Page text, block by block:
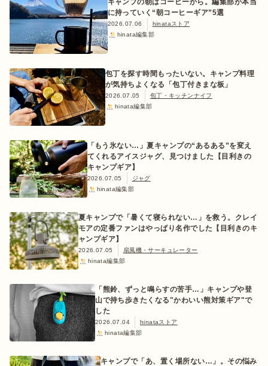
キャンプの朝はコーヒーから。編集部が本当
に持っていく“朝コーヒーギア”5選
2026.07.06
hinataストア
hinata編集部
包丁を探す時間もったいない。キャンプ料理
が気持ちよくなる「包丁付きまな板」
2026.07.05
包丁・キッチンナイフ
hinata編集部
「もう氷ない…」夏キャンプの“あるある”を変え
てくれるアイスジャグ、見つけました【目利きの
キャンプギア】
2026.07.05
ジャグ
hinata編集部
夏キャンプで「暑くて寝られない…」を救う。クレイ
モアの定番ファンはやっぱり名作でした【目利きのキ
ャンプギア】
2026.07.05
扇風機・サーキュレーター
hinata編集部
「熊鈴、ずっと鳴らすの苦手…」キャンプや登
山で持ち歩きたくなる"かわいい熊対策ギア"で
した
2026.07.04
hinataストア
hinata編集部
キャンプで「あ、置く場所ない…」。その悩み